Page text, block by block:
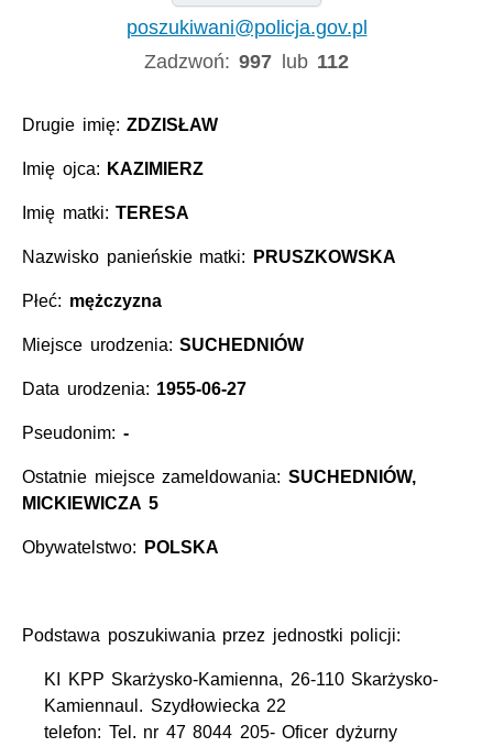
poszukiwani@policja.gov.pl
Zadzwoń:997 lub 112
Drugie imię:ZDZISŁAW
Imię ojca: KAZIMIERZ
Imię matki:TERESA
Nazwisko panieńskie matki: PRUSZKOWSKA
Płeć: mężczyzna
Miejsce urodzenia:SUCHEDNIÓW
Data urodzenia: 1955-06-27
Pseudonim: -
Ostatnie miejsce zameldowania: SUCHEDNIÓW,
MICKIEWICZA 5
Obywatelstwo: POLSKA
Podstawa poszukiwania przez jednostki policji:
KI KPP Skarżysko-Kamienna, 26-110 Skarżysko-
Kamiennaul. Szydłowiecka 22
telefon: Tel. nr 47 8044 205- Oficer dyżurny